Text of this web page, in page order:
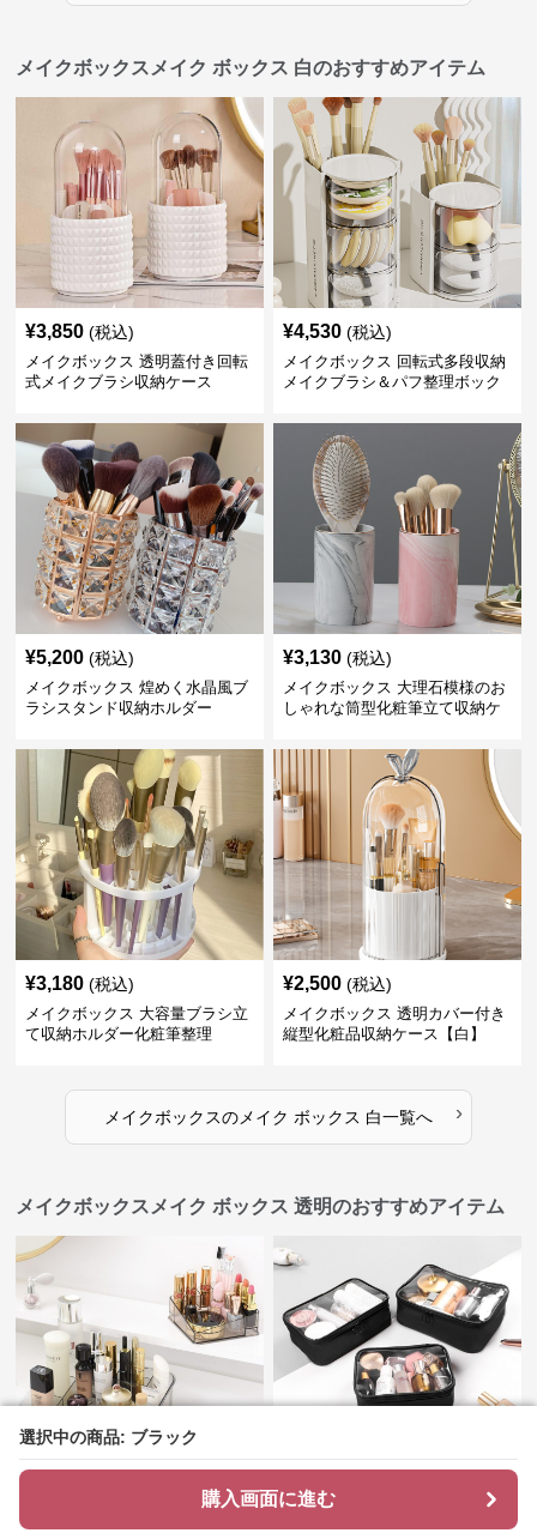
選択中の商品: ブラック
購入画面に進む
選択中の商品: ブラック
購入画面に進む
メイクボックスメイク ボックス 白のおすすめアイテム
¥3,850 (税込)
メイクボックス 透明蓋付き回転
式メイクブラシ収納ケース
¥4,530 (税込)
メイクボックス 回転式多段収納
メイクブラシ＆パフ整理ボック
¥5,200 (税込)
メイクボックス 煌めく水晶風ブ
ラシスタンド収納ホルダー
¥3,130 (税込)
メイクボックス 大理石模様のお
しゃれな筒型化粧筆立て収納ケ
¥3,180 (税込)
メイクボックス 大容量ブラシ立
て収納ホルダー化粧筆整理
¥2,500 (税込)
メイクボックス 透明カバー付き
縦型化粧品収納ケース【白】
メイクボックスのメイク ボックス 白一覧へ ›
メイクボックスメイク ボックス 透明のおすすめアイテム
¥3,710 (税込)
メイクボックス 仕切り付き半透
¥3,620 (税込)
見やすい透明窓付き大容量メイ